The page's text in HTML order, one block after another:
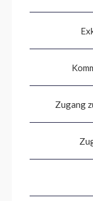
Zugang